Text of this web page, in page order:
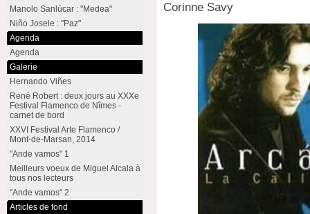
Corinne Savy
Manolo Sanlúcar : "Medea"
Niño Josele : "Paz"
Agenda
Agenda
Galerie
Hernando Viñes
René Robert : deux jours au XXXe
Festival Flamenco de Nîmes -
carnet de bord
XXVI Festival Arte Flamenco /
Mont-de-Marsan, 2014
"Ande vamos" 1
Meilleurs voeux de Miguel Alcala à
tous nos lecteurs
"Ande vamos" 2
Articles de fond